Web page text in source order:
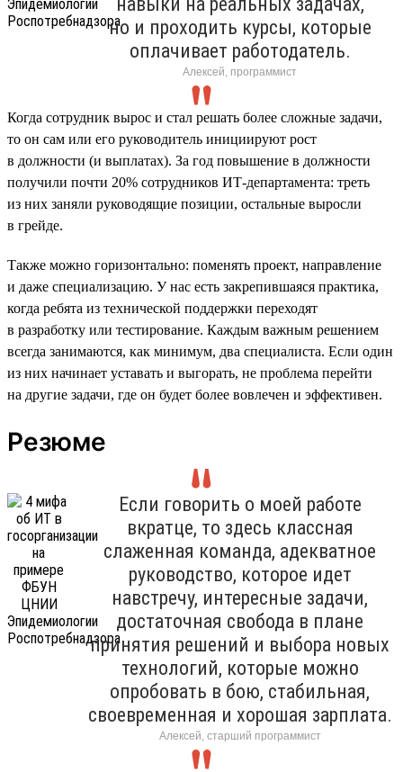
но и проходить курсы, которые
оплачивает работодатель.
Алексей, программист
Когда сотрудник вырос и стал решать более сложные задачи,
то он сам или его руководитель инициируют рост
в должности (и выплатах). За год повышение в должности
получили почти 20% сотрудников ИТ-департамента: треть
из них заняли руководящие позиции, остальные выросли
в грейде.
Также можно горизонтально: поменять проект, направление
и даже специализацию. У нас есть закрепившаяся практика,
когда ребята из технической поддержки переходят
в разработку или тестирование. Каждым важным решением
всегда занимаются, как минимум, два специалиста. Если один
из них начинает уставать и выгорать, не проблема перейти
на другие задачи, где он будет более вовлечен и эффективен.
Резюме
Если говорить о моей работе
вкратце, то здесь классная
слаженная команда, адекватное
руководство, которое идет
навстречу, интересные задачи,
достаточная свобода в плане
принятия решений и выбора новых
технологий, которые можно
опробовать в бою, стабильная,
своевременная и хорошая зарплата.
Алексей, старший программист